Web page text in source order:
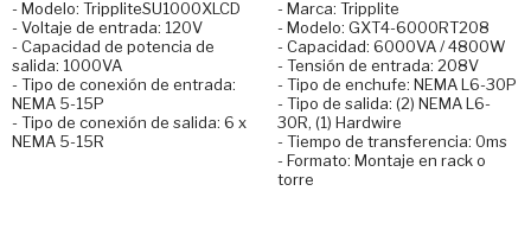
- Modelo: TrippliteSU1000XLCD
- Voltaje de entrada: 120V
- Capacidad de potencia de
salida: 1000VA
- Tipo de conexión de entrada:
NEMA 5-15P
- Tipo de conexión de salida: 6 x
NEMA 5-15R
- Marca: Tripplite
- Modelo: GXT4-6000RT208
- Capacidad: 6000VA / 4800W
- Tensión de entrada: 208V
- Tipo de enchufe: NEMA L6-30P
- Tipo de salida: (2) NEMA L6-
30R, (1) Hardwire
- Tiempo de transferencia: 0ms
- Formato: Montaje en rack o
torre